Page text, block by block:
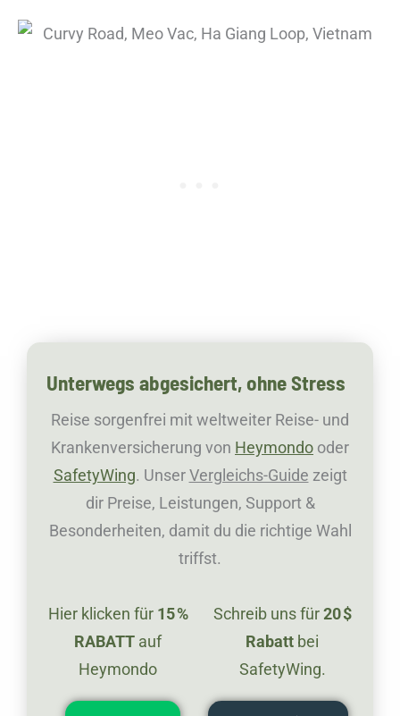
Unterwegs abgesichert, ohne Stress
Reise sorgenfrei mit weltweiter Reise- und
Krankenversicherung von Heymondo oder
SafetyWing. UnserVergleichs-Guide zeigt
dir Preise, Leistungen, Support &
Besonderheiten, damit du die richtige Wahl
triffst.
Hier klicken für15 %
RABATT auf
Heymondo
Schreib uns für20 $
Rabatt bei
SafetyWing.